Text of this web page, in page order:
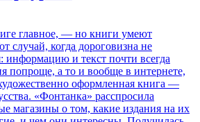
главное, — но книги умеют
случай, когда дороговизна не
информацию и текст почти всегда
попроще, а то и вообще в интернете,
оформленная книга —
«Фонтанка» расспросила
магазины о том, какие издания на их